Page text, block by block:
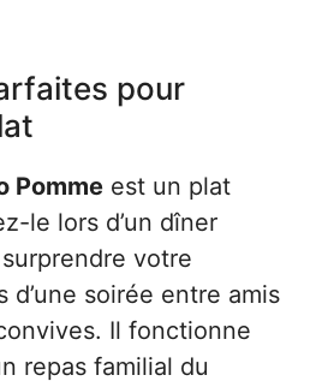
pour
Pomme est un plat
le lors d’un dîner
votre
d’une soirée entre amis
Il fonctionne
repas familial du